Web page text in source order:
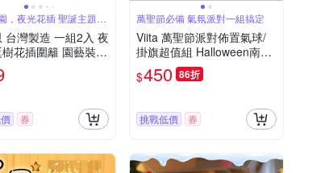
，夜光花插 聖誕主題，
台灣製造 一組2入 夜
花插圍籬 園藝裝飾
誕節花插 園藝裝飾
花插 圍籬 夜光圍
券
萬聖節必備 氣氛派對一組搞定
Viita 萬聖節派對佈置氣球/
掛旗超值組 Halloween南瓜
貓頭鷹
$450 86折
挑戰低價 券